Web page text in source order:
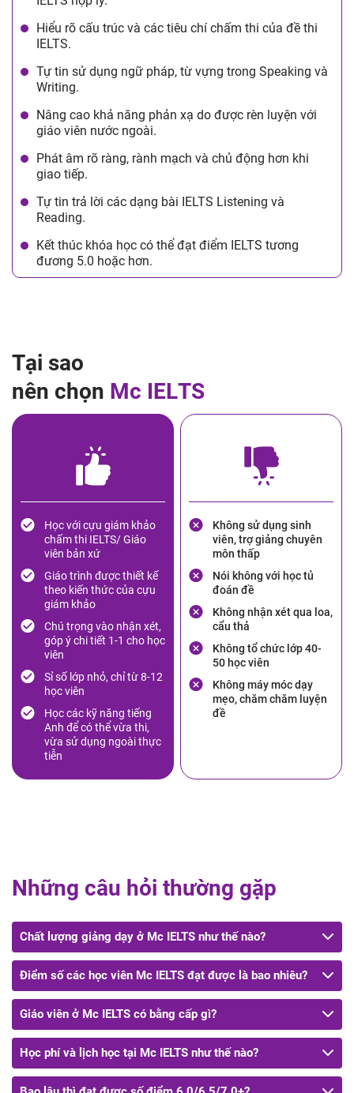
Hiểu rõ cấu trúc và các tiêu chí chấm thi của đề thi
IELTS.
Tự tin sử dụng ngữ pháp, từ vựng trong Speaking và
Writing.
Nâng cao khả năng phản xạ do được rèn luyện với
giáo viên nước ngoài.
Phát âm rõ ràng, rành mạch và chủ động hơn khi
giao tiếp.
Tự tin trả lời các dạng bài IELTS Listening và
Reading.
Kết thúc khóa học có thể đạt điểm IELTS tương
đương 5.0 hoặc hơn.
Tại sao
nên chọn Mc IELTS
Học với cựu giám khảo
chấm thi IELTS/ Giáo
viên bản xứ
Giáo trình được thiết kế
theo kiến thức của cựu
giám khảo
Chú trọng vào nhận xét,
góp ý chi tiết 1-1 cho học
viên
Sỉ số lớp nhỏ, chỉ từ 8-12
học viên
Học các kỹ năng tiếng
Anh để có thể vừa thi,
vừa sử dụng ngoài thực
tiễn
Không sử dụng sinh
viên, trợ giảng chuyên
môn thấp
Nói không với học tủ
đoán đề
Không nhận xét qua loa,
cẩu thả
Không tổ chức lớp 40-
50 học viên
Không máy móc dạy
mẹo, chăm chăm luyện
đề
Những câu hỏi thường gặp
Chất lượng giảng dạy ở Mc IELTS như thế nào?
Điểm số các học viên Mc IELTS đạt được là bao nhiêu?
Giáo viên ở Mc IELTS có bằng cấp gì?
Học phí và lịch học tại Mc IELTS như thế nào?